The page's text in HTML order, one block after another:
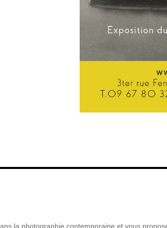
la photographie contemporaine et vous